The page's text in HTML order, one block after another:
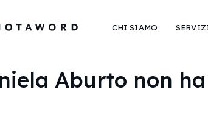
CHI SIAMO
Aburto non